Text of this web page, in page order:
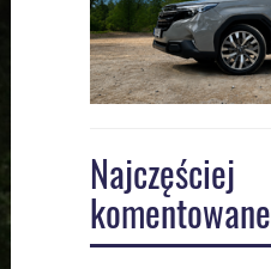
Najczęściej
komentowane